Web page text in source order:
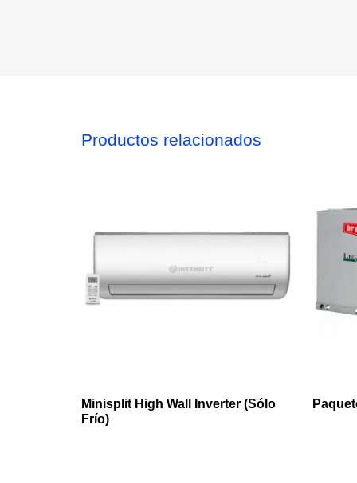
Productos relacionados
Minisplit High Wall Inverter (Sólo
Frío)